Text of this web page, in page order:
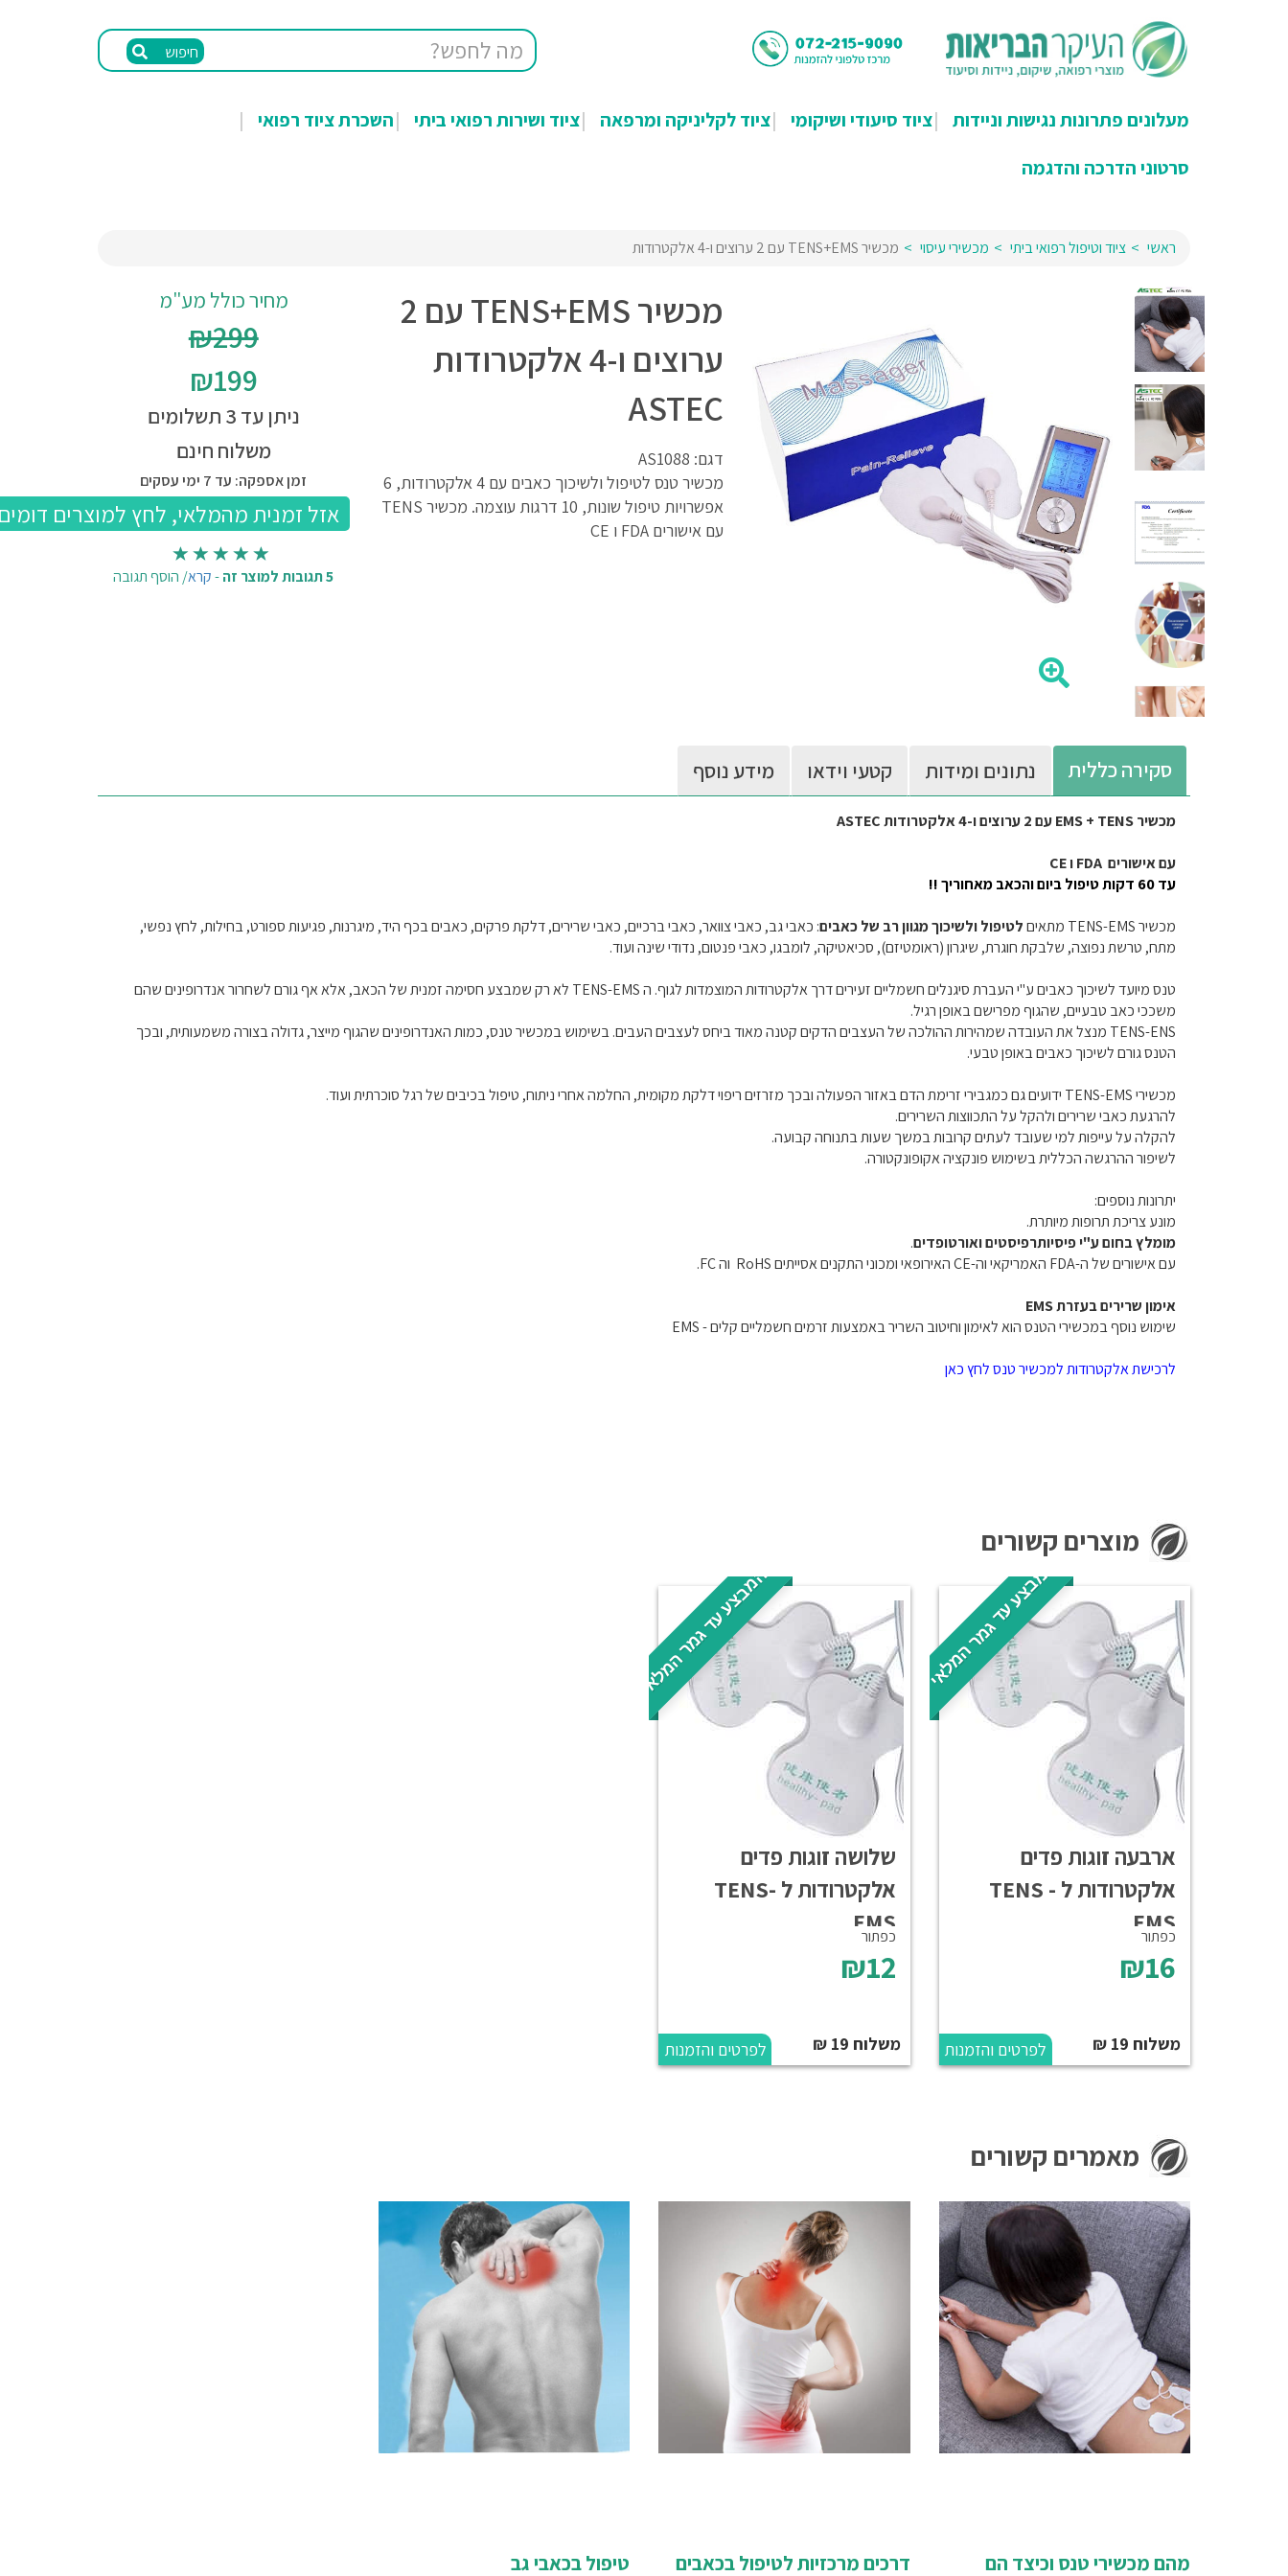
חיפוש
מעלונים פתרונות נגישות וניידות ציוד סיעודי ושיקומי ציוד לקליניקה ומרפאה ציוד ושירות רפואי ביתי
השכרת ציוד רפואי
סרטוני הדרכה והדגמה
ראשי ציוד וטיפול רפואי ביתי מכשירי עיסוי מכשיר TENS+EMS עם 2 ערוצים ו-4 אלקטרודות
מכשיר TENS+EMS עם 2
ערוצים ו-4 אלקטרודות
ASTEC
דגם: AS1088
מכשיר טנס לטיפול ולשיכוך כאבים עם 4 אלקטרודות, 6
אפשרויות טיפול שונות, 10 דרגות עוצמה. מכשיר TENS
עם אישורים FDA ו CE
מחיר כולל מע"מ
₪299
₪199
ניתן עד 3 תשלומים
משלוח חינם
זמן אספקה: עד 7 ימי עסקים
5 תגובות למוצר זה -קרא/ הוסף תגובה
סקירה כללית נתונים ומידות קטעי וידאו מידע נוסף
מכשיר EMS + TENS עם 2 ערוצים ו-4 אלקטרודות ASTEC
עם אישורים FDAוCE
עד 60 דקות טיפול ביום והכאב מאחוריך
!!
מכשיר TENS-EMS מתאים לטיפול ולשיכוך מגוון רב של כאבים: כאבי גב, כאבי צוואר, כאבי ברכיים, כאבי שרירים, דלקת פרקים, כאבים בכף היד, מיגרנות, פגיעות ספורט, בחילות, לחץ נפשי,
מתח, טרשת נפוצה, שלבקת חוגרת, שיגרון (ראומטיזם), סכיאטיקה, לומבגו, כאבי פנטום, נדודי שינה ועוד.
טנס מיועד לשיכוך כאבים ע"י העברת סיגנלים חשמליים זעירים דרך אלקטרודות המוצמדות לגוף. ה TENS-EMS לא רק שמבצע חסימה זמנית של הכאב, אלא אף גורם לשחרור אנדרופינים שהם
משככי כאב טבעיים, שהגוף מפרישם באופן רגיל.
TENS-ENS מנצל את העובדה שמהירות ההולכה של העצבים הדקים קטנה מאוד ביחס לעצבים העבים. בשימוש במכשיר טנס, כמות האנדרופינים שהגוף מייצר, גדולה בצורה משמעותית, ובכך
הטנס גורם לשיכוך כאבים באופן טבעי.
מכשירי TENS-EMS ידועים גם כמגבירי זרימת הדם באזור הפעולה ובכך מזרזים ריפוי דלקת מקומית, החלמה אחרי ניתוח, טיפול בכיבים של רגל סוכרתית ועוד.
להרגעת כאבי שרירים ולהקל על התכווצות השרירים.
להקלה על עייפות למי שעובד לעתים קרובות במשך שעות בתנוחה קבועה.
לשיפור ההרגשה הכללית בשימוש פונקציה אקופונקטורה.
יתרונות נוספים:
מונע צריכת תרופות מיותרת.
מומלץ בחום ע"י פיסיותרפיסטים ואורטופדים.
עם אישורים של ה-FDA האמריקאי וה-CE האירופאי ומכוני התקנים אסייתים RoHS וה FC.
אימון שרירים בעזרת EMS
שימוש נוסף במכשירי הטנס הוא לאימון וחיטוב השריר באמצעות זרמים חשמליים קלים - EMS
לרכישת אלקטרודות למכשיר טנס לחץ כאן
מוצרים קשורים
מבצע עד גמר המלאי
ארבעה זוגות פדים
אלקטרודות ל TENS -
EMS
כפתור
₪16
משלוח 19 ₪ לפרטים והזמנות
בהמבצע עד גמר המלאי
שלושה זוגות פדים
אלקטרודות ל TENS-
EMS
כפתור
₪12
משלוח 19 ₪ לפרטים והזמנות
מאמרים קשורים
מהם מכשירי טנס וכיצד הם
דרכים מרכזיות לטיפול בכאבים טיפול בכאבי גב